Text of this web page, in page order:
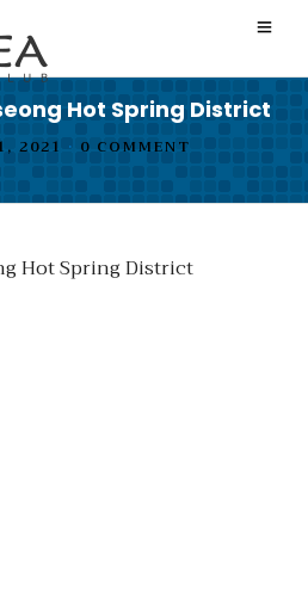
Hot Spring District
2021 • 0 COMMENT
Hot Spring District